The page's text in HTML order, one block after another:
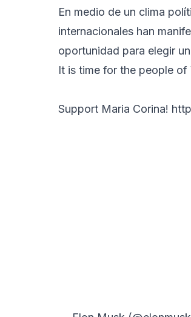
En medio de un clima
internacionales han
oportunidad para elegir
It is time for the people
Support Maria Corina!